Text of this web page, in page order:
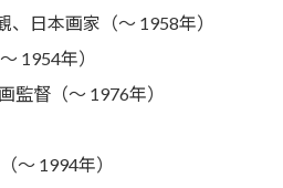
日本画家（～ 1958年）
1954年）
監督（～ 1976年）
～ 1994年）